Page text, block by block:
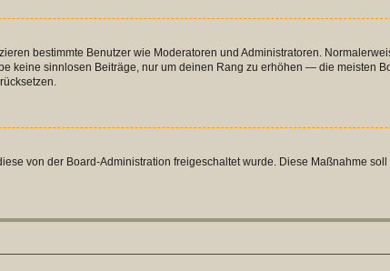
bestimmte Benutzer wie Moderatoren und Administratoren.
keine sinnlosen Beiträge, nur um deinen Rang zu erhöhen — die meisten
von der Board-Administration freigeschaltet wurde. Diese Maßnahme soll